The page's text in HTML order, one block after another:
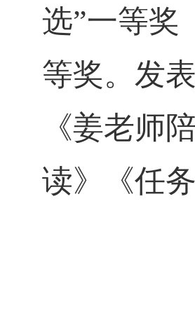
选”一等奖
等奖。发
《姜老师
读》《任